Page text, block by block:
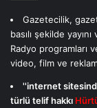
Gazetecilik,
basılı şekilde
Radyo programları
video, film ve
''internet
türlü telif hakkı